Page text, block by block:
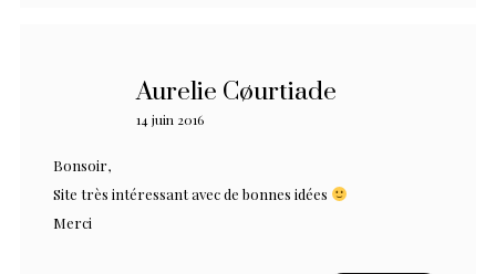
Aurelie Cøurtiade
14 juin 2016
Bonsoir,
Site très intéressant avec de bonnes idées
Merci